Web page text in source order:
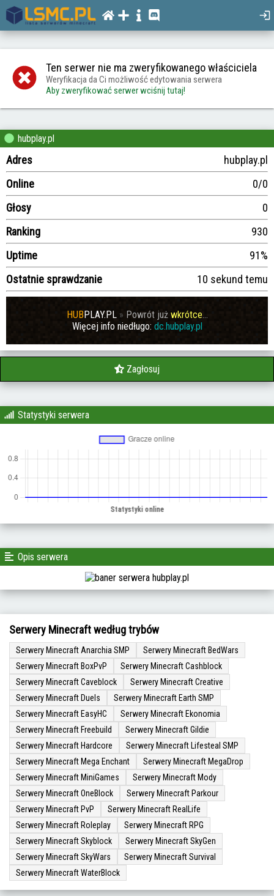
Ten serwer nie ma zweryfikowanego właściciela
Weryfikacja da Ci możliwość edytowania serwera
Aby zweryfikować serwer wciśnij tutaj!
hubplay.pl
Adres
hubplay.pl
Online
0/0
Głosy
0
Ranking
930
Uptime
91%
Ostatnie sprawdzanie
10 sekund temu
HUBPLAY.PL » Powrót już wkrótce...
Więcej info niedługo: dc.hubplay.pl
Zagłosuj
Statystyki serwera
Opis serwera
Serwery Minecraft według trybów
Serwery Minecraft Anarchia SMP
Serwery Minecraft BedWars
Serwery Minecraft BoxPvP
Serwery Minecraft Cashblock
Serwery Minecraft Caveblock
Serwery Minecraft Creative
Serwery Minecraft Duels
Serwery Minecraft Earth SMP
Serwery Minecraft EasyHC
Serwery Minecraft Ekonomia
Serwery Minecraft Freebuild
Serwery Minecraft Gildie
Serwery Minecraft Hardcore
Serwery Minecraft Lifesteal SMP
Serwery Minecraft Mega Enchant
Serwery Minecraft MegaDrop
Serwery Minecraft MiniGames
Serwery Minecraft Mody
Serwery Minecraft OneBlock
Serwery Minecraft Parkour
Serwery Minecraft PvP
Serwery Minecraft RealLife
Serwery Minecraft Roleplay
Serwery Minecraft RPG
Serwery Minecraft Skyblock
Serwery Minecraft SkyGen
Serwery Minecraft SkyWars
Serwery Minecraft Survival
Serwery Minecraft WaterBlock